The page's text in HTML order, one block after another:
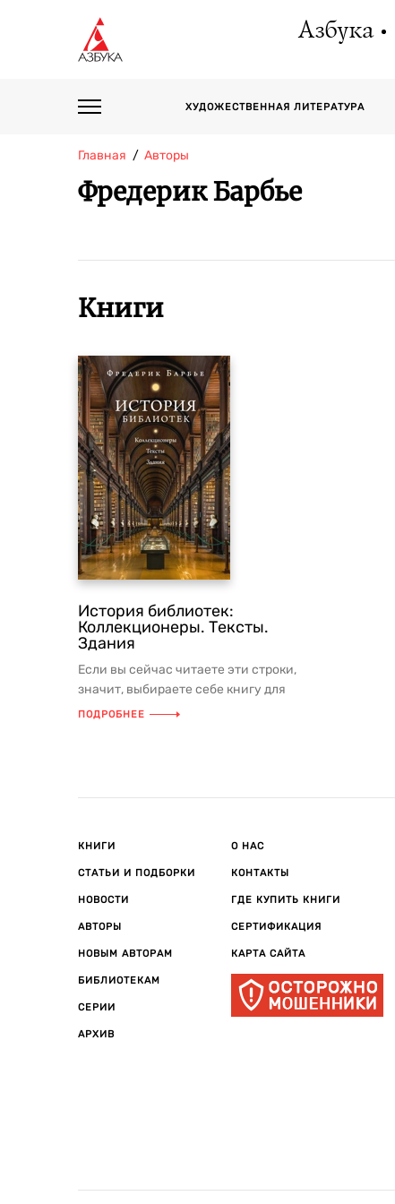
Азбука
ХУДОЖЕСТВЕННАЯ ЛИТЕРАТУРА
Главная Авторы
Фредерик Барбье
Книги
История библиотек:
Коллекционеры. Тексты.
Здания
Если вы сейчас читаете эти строки,
значит, выбираете себе книгу для
чтения. И скорее всего, делаете ...
ПОДРОБНЕЕ
КНИГИ
СТАТЬИ И ПОДБОРКИ
НОВОСТИ
АВТОРЫ
НОВЫМ АВТОРАМ
БИБЛИОТЕКАМ
СЕРИИ
АРХИВ
О НАС
КОНТАКТЫ
ГДЕ КУПИТЬ КНИГИ
СЕРТИФИКАЦИЯ
КАРТА САЙТА